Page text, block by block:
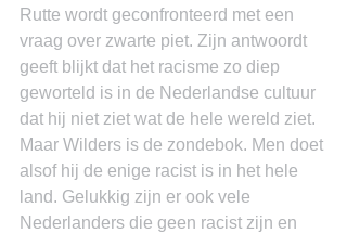
Rutte wordt geconfronteerd met een
vraag over zwarte piet. Zijn antwoordt
geeft blijkt dat het racisme zo diep
geworteld is in de Nederlandse cultuur
dat hij niet ziet wat de hele wereld ziet.
Maar Wilders is de zondebok. Men doet
alsof hij de enige racist is in het hele
land. Gelukkig zijn er ook vele
Nederlanders die geen racist zijn en